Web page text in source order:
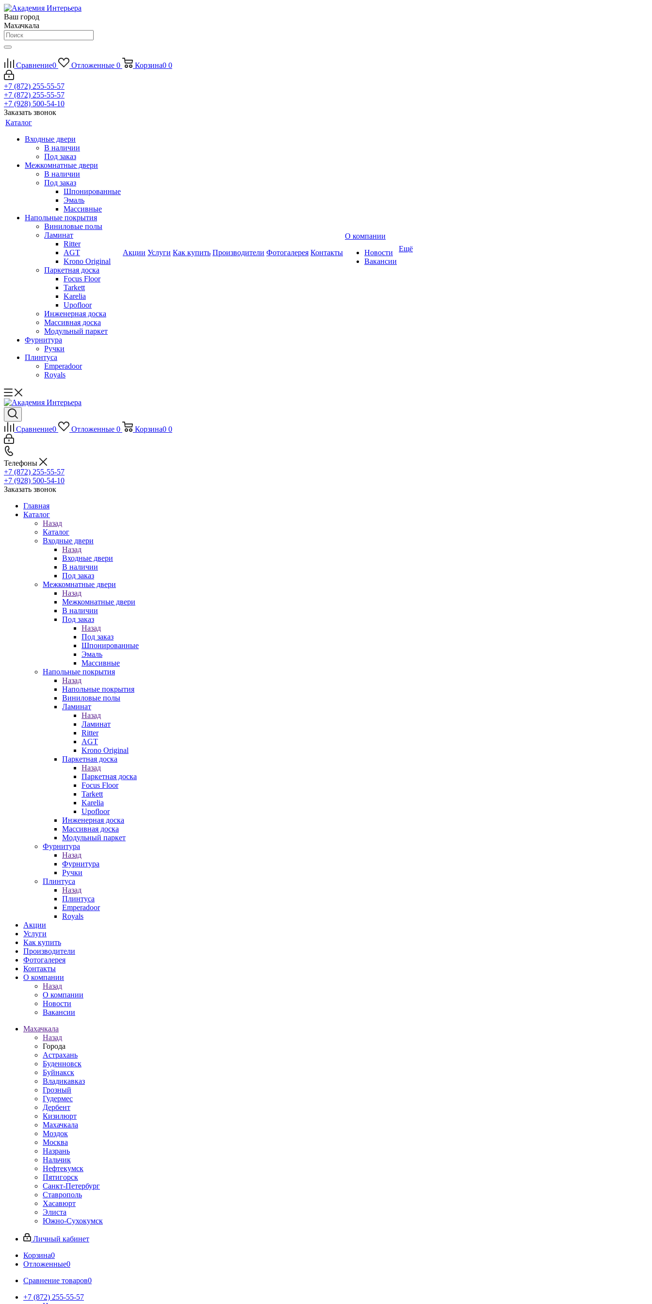
Ваш город
Махачкала
Сравнение0 Отложенные 0 Корзина0 0
+7 (872) 255-55-57
+7 (872) 255-55-57
+7 (928) 500-54-10
Заказать звонок
Каталог
Входные двери
В наличии
Под заказ
Межкомнатные двери
В наличии
Под заказ
Шпонированные
Эмаль
Массивные
Напольные покрытия
Виниловые полы
Ламинат
Ritter
AGT
Krono Original
Паркетная доска
Focus Floor
Tarkett
Karelia
Upofloor
Инженерная доска
Массивная доска
Модульный паркет
Фурнитура
Ручки
Плинтуса
Emperadoor
Royals
Акции Услуги Как купить Производители Фотогалерея Контакты
О компании
Новости
Вакансии
Ещё
Сравнение0 Отложенные 0 Корзина0 0
Телефоны
+7 (872) 255-55-57
+7 (928) 500-54-10
Заказать звонок
Главная
Каталог
Назад
Каталог
Входные двери
Назад
Входные двери
В наличии
Под заказ
Межкомнатные двери
Назад
Межкомнатные двери
В наличии
Под заказ
Назад
Под заказ
Шпонированные
Эмаль
Массивные
Напольные покрытия
Назад
Напольные покрытия
Виниловые полы
Ламинат
Назад
Ламинат
Ritter
AGT
Krono Original
Паркетная доска
Назад
Паркетная доска
Focus Floor
Tarkett
Karelia
Upofloor
Инженерная доска
Массивная доска
Модульный паркет
Фурнитура
Назад
Фурнитура
Ручки
Плинтуса
Назад
Плинтуса
Emperadoor
Royals
Акции
Услуги
Как купить
Производители
Фотогалерея
Контакты
О компании
Назад
О компании
Новости
Вакансии
Махачкала
Назад
Города
Астрахань
Буденновск
Буйнакск
Владикавказ
Грозный
Гудермес
Дербент
Кизилюрт
Махачкала
Моздок
Москва
Назрань
Нальчик
Нефтекумск
Пятигорск
Санкт-Петербург
Ставрополь
Хасавюрт
Элиста
Южно-Сухокумск
Личный кабинет
Корзина0
Отложенные0
Сравнение товаров0
+7 (872) 255-55-57